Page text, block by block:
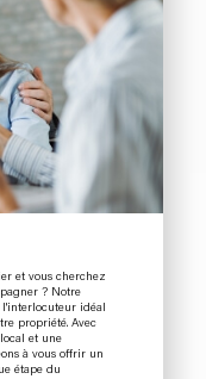
et vous cherchez
? Notre
l'interlocuteur idéal
propriété. Avec
et une
à vous offrir un
étape du